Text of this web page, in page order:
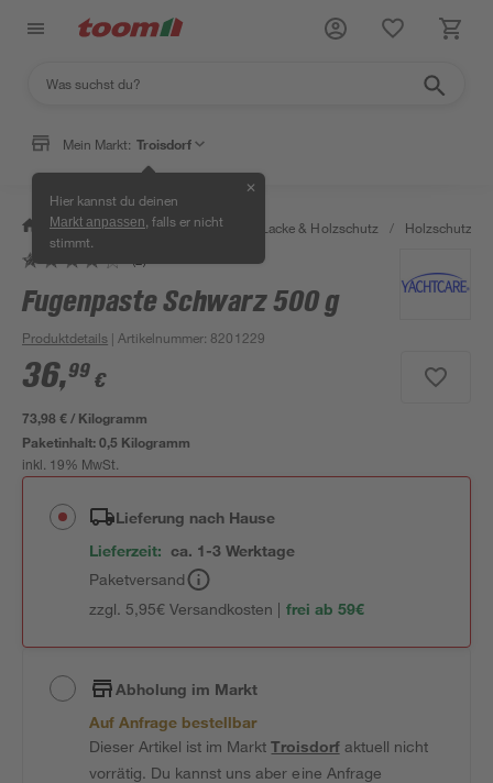
Mein Markt: Troisdorf
Hier kannst du deinen
Markt anpassen , falls er nicht
stimmt.
✕
/ Bauen & Renovieren / Farben, Lacke & Holzschutz /
Holzschutz &
Fugenpaste Schwarz 500 g
Produktdetails | Artikelnummer: 8201229
36,99 €
73,98 € / Kilogramm
Paketinhalt:0,5 Kilogramm
inkl. 19% MwSt.
Lieferung nach Hause
Lieferzeit: ca. 1-3 Werktage
Paketversand
zzgl. 5,95€ Versandkosten | frei ab 59€
Abholung im Markt
Auf Anfrage bestellbar
Dieser Artikel ist im MarktTroisdorfaktuell nicht
vorrätig. Du kannst uns aber eine Anfrage